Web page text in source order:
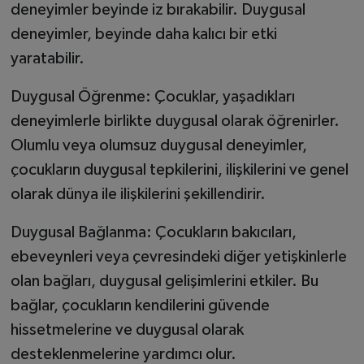
deneyimler beyinde iz bırakabilir. Duygusal
deneyimler, beyinde daha kalıcı bir etki
yaratabilir.
Duygusal Öğrenme: Çocuklar, yaşadıkları
deneyimlerle birlikte duygusal olarak öğrenirler.
Olumlu veya olumsuz duygusal deneyimler,
çocukların duygusal tepkilerini, ilişkilerini ve genel
olarak dünya ile ilişkilerini şekillendirir.
Duygusal Bağlanma: Çocukların bakıcıları,
ebeveynleri veya çevresindeki diğer yetişkinlerle
olan bağları, duygusal gelişimlerini etkiler. Bu
bağlar, çocukların kendilerini güvende
hissetmelerine ve duygusal olarak
desteklenmelerine yardımcı olur.